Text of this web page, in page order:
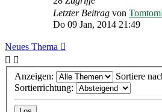
Letzter Beitrag von
Do 09 Jan, 2014 21:49
Neues Thema
Anzeigen:
Sortiere
Sortierrichtung: